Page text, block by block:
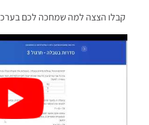
קבלו הצצה למה שמחכה לכם